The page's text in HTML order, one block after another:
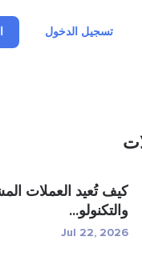
تسجيل الدخول
كيف تُعيد العملات
والتكنولو...
Jul 22, 2026